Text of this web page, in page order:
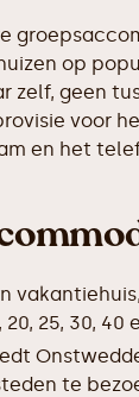
op
zelf, geen
voor
en het
25, 30, 40
te